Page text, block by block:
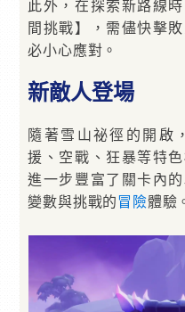
此外，在探索新路線
間挑戰】，需儘快擊
必小心應對。
新敵人登場
隨著雪山祕徑的開啟
援、空戰、狂暴等特
進一步豐富了關卡內
變數與挑戰的冒險體驗